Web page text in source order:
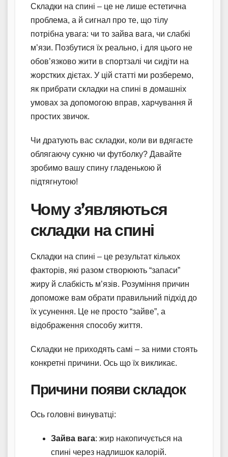
Складки на спині – це не лише естетична
проблема, а й сигнал про те, що тілу
потрібна увага: чи то зайва вага, чи слабкі
м’язи. Позбутися їх реально, і для цього не
обов’язково жити в спортзалі чи сидіти на
жорстких дієтах. У цій статті ми розберемо,
як прибрати складки на спині в домашніх
умовах за допомогою вправ, харчування й
простих звичок.
Чи дратують вас складки, коли ви вдягаєте
облягаючу сукню чи футболку? Давайте
зробимо вашу спину гладенькою й
підтягнутою!
Чому з’являються
складки на спині
Складки на спині – це результат кількох
факторів, які разом створюють “запаси”
жиру й слабкість м’язів. Розуміння причин
допоможе вам обрати правильний підхід до
їх усунення. Це не просто “зайве”, а
відображення способу життя.
Складки не приходять самі – за ними стоять
конкретні причини. Ось що їх викликає.
Причини появи складок
Ось головні винуватці:
Зайва вага: жир накопичується на
спині через надлишок калорій.